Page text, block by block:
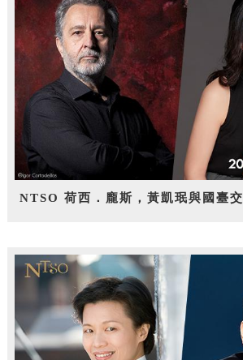
NTSO 荷西．龐斯，黃凱珉與國臺交